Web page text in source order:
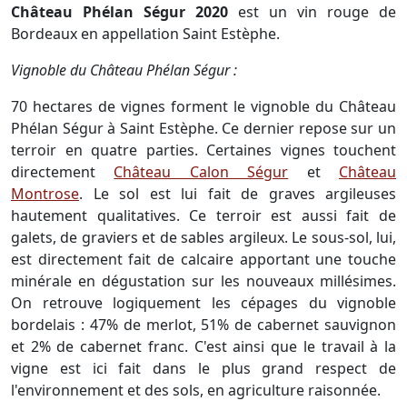
Château Phélan Ségur 2020 est un vin rouge de
Bordeaux en appellation Saint Estèphe.
Vignoble du Château Phélan Ségur :
70 hectares de vignes forment le vignoble du Château
Phélan Ségur à Saint Estèphe. Ce dernier repose sur un
terroir en quatre parties. Certaines vignes touchent
directement Château Calon Ségur et Château
Montrose. Le sol est lui fait de graves argileuses
hautement qualitatives. Ce terroir est aussi fait de
galets, de graviers et de sables argileux. Le sous-sol, lui,
est directement fait de calcaire apportant une touche
minérale en dégustation sur les nouveaux millésimes.
On retrouve logiquement les cépages du vignoble
bordelais : 47% de merlot, 51% de cabernet sauvignon
et 2% de cabernet franc. C'est ainsi que le travail à la
vigne est ici fait dans le plus grand respect de
l'environnement et des sols, en agriculture raisonnée.